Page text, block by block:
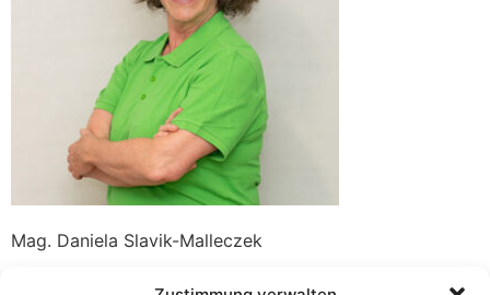
Mag. Daniela Slavik-Malleczek